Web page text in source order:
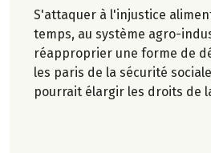
S'attaquer à l'injustice
temps, au système agro-
réapproprier une forme de
les paris de la sécurité
pourrait élargir les droits de